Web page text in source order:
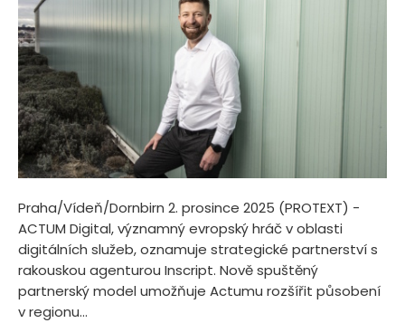
Praha/Vídeň/Dornbirn 2. prosince 2025 (PROTEXT) -
ACTUM Digital, významný evropský hráč v oblasti
digitálních služeb, oznamuje strategické partnerství s
rakouskou agenturou Inscript. Nově spuštěný
partnerský model umožňuje Actumu rozšířit působení
v regionu...